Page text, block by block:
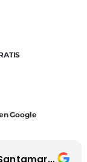
Google
Daniela Quintero Santamaria